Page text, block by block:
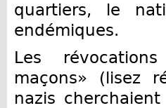
quartiers, le
endémiques.
Les
maçons» (lisez
nazis